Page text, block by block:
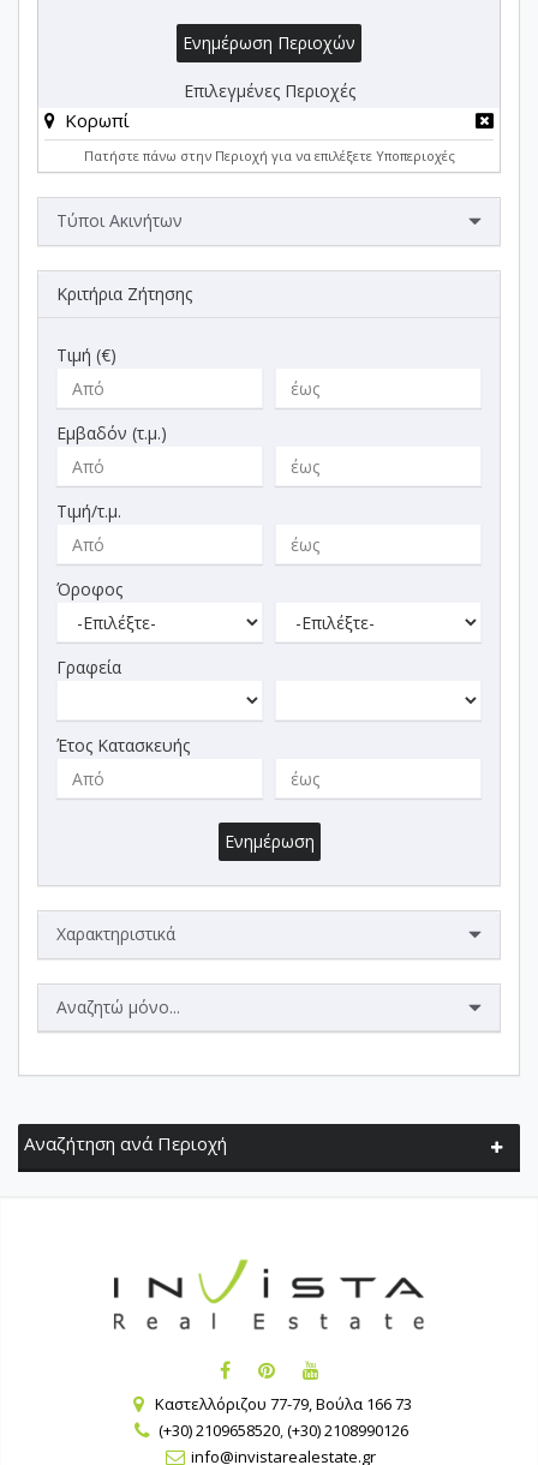
Ενημέρωση Περιοχών
Επιλεγμένες Περιοχές
Κορωπί
Πατήστε πάνω στην Περιοχή για να επιλέξετε Υποπεριοχές
Τύποι Ακινήτων
Κριτήρια Ζήτησης
Τιμή (€)
Εμβαδόν (τ.μ.)
Τιμή/τ.μ.
Όροφος
Γραφεία
Έτος Κατασκευής
Ενημέρωση
Χαρακτηριστικά
Αναζητώ μόνο...
Αναζήτηση ανά Περιοχή
Καστελλόριζου 77-79, Βούλα 166 73
(+30) 2109658520,(+30) 2108990126
info@invistarealestate.gr